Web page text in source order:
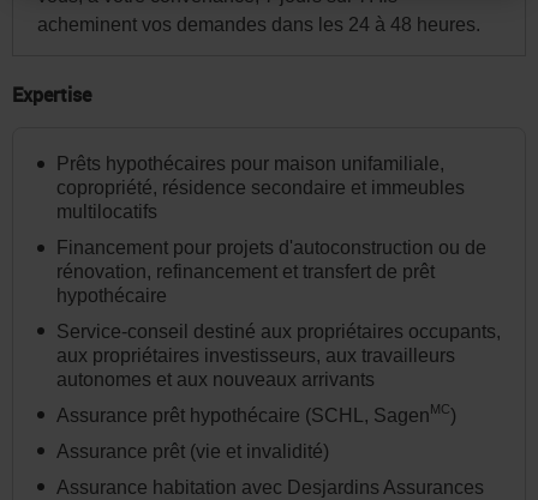
acheminent vos demandes dans les 24 à 48 heures.
Expertise
Prêts hypothécaires pour maison unifamiliale,
copropriété, résidence secondaire et immeubles
multilocatifs
Financement pour projets d'autoconstruction ou de
rénovation, refinancement et transfert de prêt
hypothécaire
Service-conseil destiné aux propriétaires occupants,
aux propriétaires investisseurs, aux travailleurs
autonomes et aux nouveaux arrivants
Assurance prêt hypothécaire (SCHL, SagenMC)
Assurance prêt (vie et invalidité)
Assurance habitation avec Desjardins Assurances
site.
Par
pourrez
votre
choix
province
ou
d'État
et
la